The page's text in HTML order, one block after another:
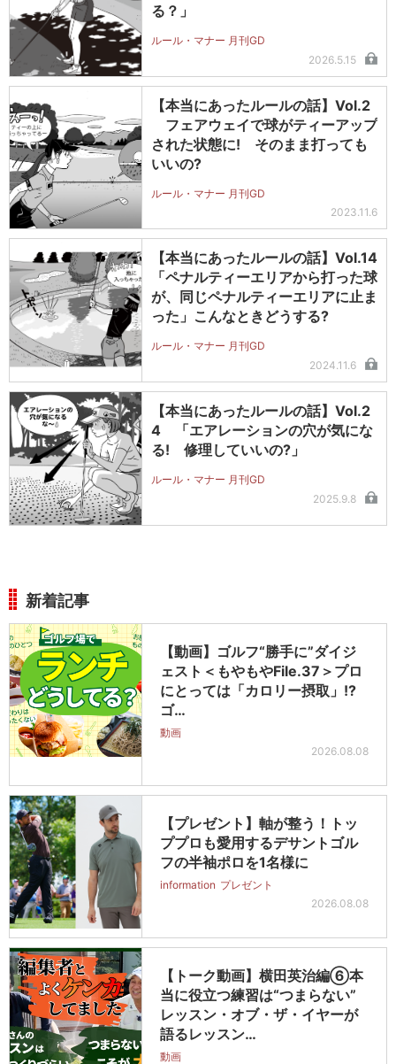
る？」
ルール・マナー 月刊GD
2026.5.15
【本当にあったルールの話】Vol.2
フェアウェイで球がティーアップ
された状態に! そのまま打っても
いいの?
ルール・マナー 月刊GD
2023.11.6
【本当にあったルールの話】Vol.14
「ペナルティーエリアから打った球
が、同じペナルティーエリアに止ま
った」こんなときどうする?
ルール・マナー 月刊GD
2024.11.6
【本当にあったルールの話】Vol.2
4 「エアレーションの穴が気にな
る! 修理していいの?」
ルール・マナー 月刊GD
2025.9.8
新着記事
【動画】ゴルフ“勝手に”ダイジ
ェスト＜もやもやFile.37＞プロ
にとっては「カロリー摂取」!?
ゴ…
動画
2026.08.08
【プレゼント】軸が整う！トッ
ププロも愛用するデサントゴル
フの半袖ポロを1名様に
information プレゼント
2026.08.08
【トーク動画】横田英治編⑥本
当に役立つ練習は“つまらない”
レッスン・オブ・ザ・イヤーが
語るレッスン…
動画